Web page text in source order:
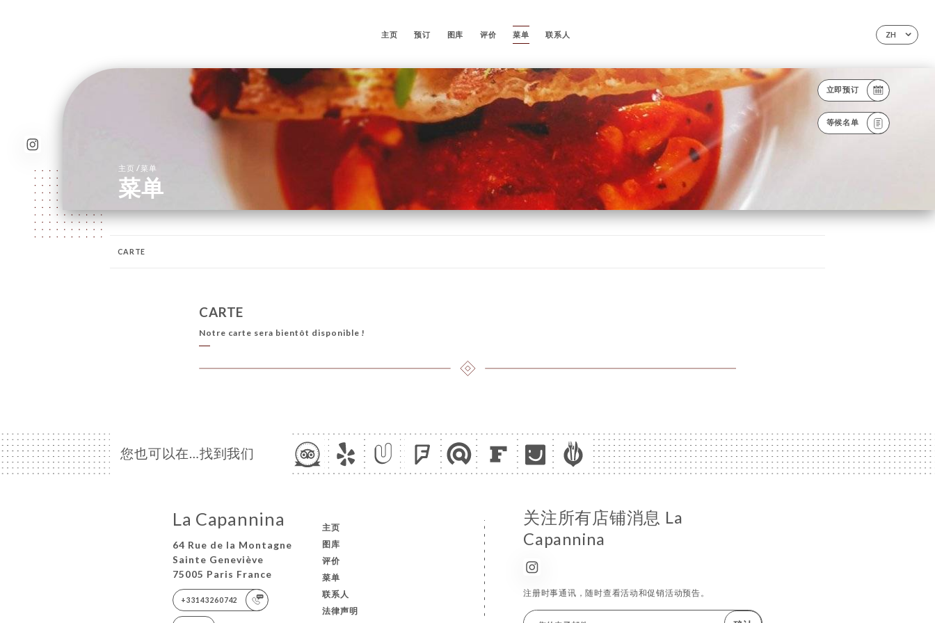
ZH
主页 预订 图库 评价 菜单 联系人
立即预订
等候名单
主页/菜单
菜单
CARTE
CARTE
Notre carte sera bientôt disponible !
您也可以在…找到我们
La Capannina
64 Rue de la Montagne
Sainte Geneviève
75005 Paris France
+33143260742
主页
图库
评价
菜单
联系人
法律声明
关注所有店铺消息 La
Capannina
注册时事通讯，随时查看活动和促销活动预告。